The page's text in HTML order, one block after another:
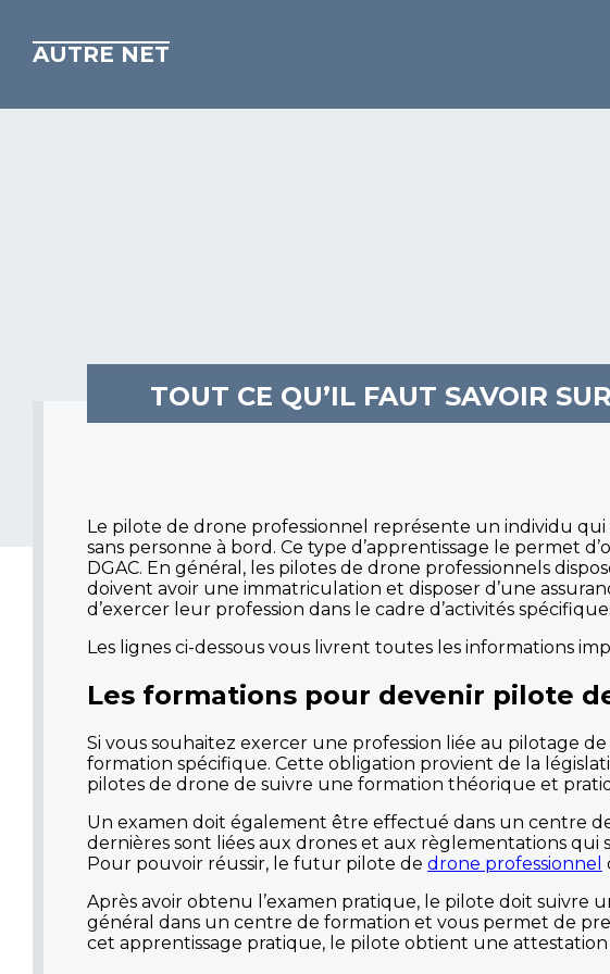
AUTRE NET
TOUT CE QU’IL FAUT SAVOIR
Le pilote de drone professionnel représente un individu
sans personne à bord. Ce type d’apprentissage le permet
DGAC. En général, les pilotes de drone professionnels
doivent avoir une immatriculation et disposer d’une
d’exercer leur profession dans le cadre d’activités
Les lignes ci-dessous vous livrent toutes les informations
Les formations pour devenir pilote
Si vous souhaitez exercer une profession liée au pilotage
formation spécifique. Cette obligation provient de la
pilotes de drone de suivre une formation théorique et
Un examen doit également être effectué dans un centre
dernières sont liées aux drones et aux règlementations qui
Pour pouvoir réussir, le futur pilote de drone professionnel
Après avoir obtenu l’examen pratique, le pilote doit suivre
général dans un centre de formation et vous permet de
cet apprentissage pratique, le pilote obtient une